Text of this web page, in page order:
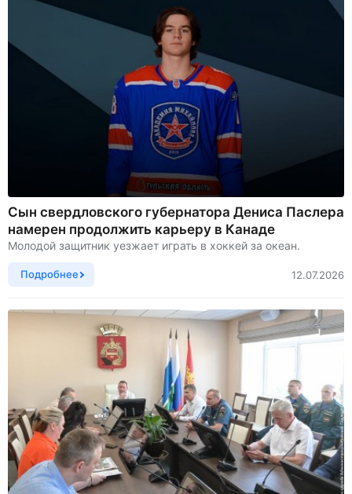
Сын свердловского губернатора Дениса Паслера
намерен продолжить карьеру в Канаде
Молодой защитник уезжает играть в хоккей за океан.
Подробнее 12.07.2026